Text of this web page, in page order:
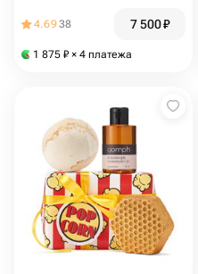
4.6938 7 500₽
1 875 ₽ × 4 платежа